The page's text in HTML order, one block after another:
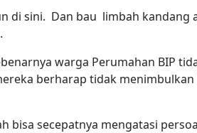
di sini. Dan bau limbah
warga Perumahan BIP
berharap tidak
bisa secepatnya mengatasi